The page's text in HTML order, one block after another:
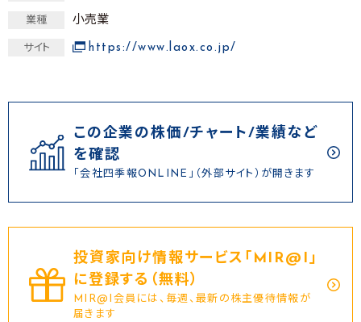
業種 小売業
サイト https://www.laox.co.jp/
この企業の株価/チャート/業績など
を確認
「会社四季報ONLINE」（外部サイト）が開きます
投資家向け情報サービス｢MIR@I｣
に登録する（無料）
MIR@I会員には、毎週、最新の株主優待情報が
届きます